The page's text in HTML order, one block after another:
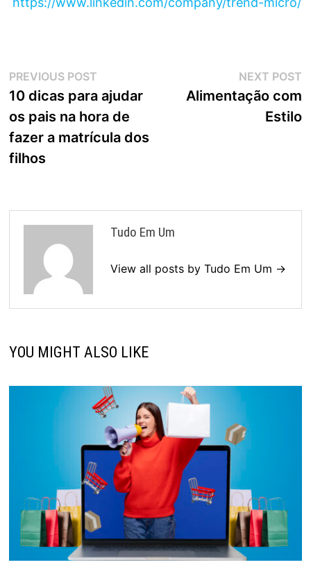
Navegação
de
Post
PREVIOUS POSTPrevious
post:
10 dicas para ajudar
os pais na hora de
fazer a matrícula dos
filhos
NEXT POST
Alimentação com
Estilo
Tudo Em Um
View all posts by Tudo Em Um →
YOU MIGHT ALSO LIKE